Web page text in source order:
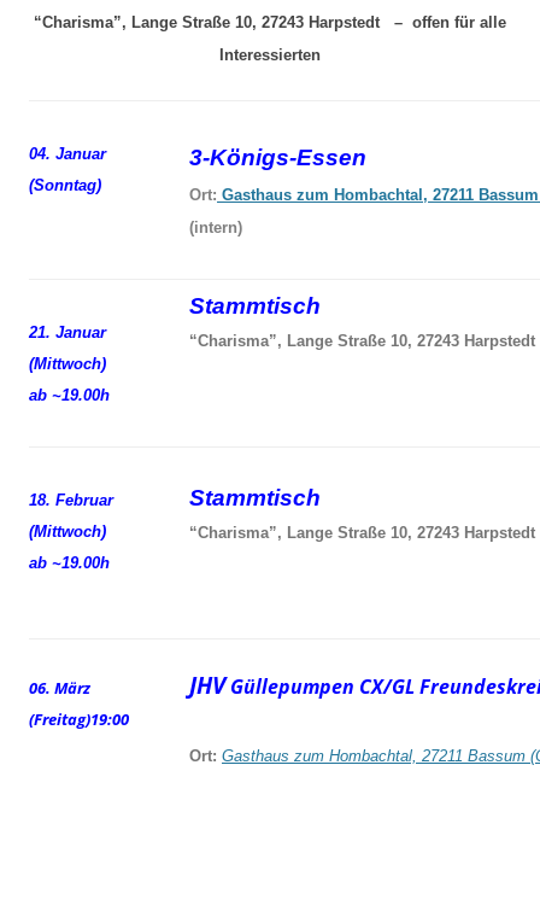
“Charisma”, Lange Straße 10, 27243 Harpstedt – offen für alle
Interessierten
04. Januar
(Sonntag)
3-Königs-Essen
Ort: Gasthaus zum Hombachtal, 27211
(intern)
21. Januar
(Mittwoch)
ab ~19.00h
Stammtisch
“Charisma”, Lange Straße 10, 27243 Harpstedt
18. Februar
(Mittwoch)
ab ~19.00h
Stammtisch
“Charisma”, Lange Straße 10, 27243 Harpstedt
06. März
(Freitag)19:00
JHV Güllepumpen CX/GL
Ort: Gasthaus zum Hombachtal, 27211 Bassum